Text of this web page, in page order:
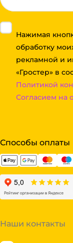
Нажимая
обработку
рекламной и
«Гростер» в
Политикой
Согласием на
Способы оплаты
Наши контакты